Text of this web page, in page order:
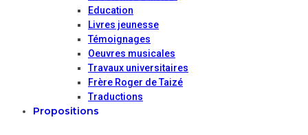
Education
Livres jeunesse
Témoignages
Oeuvres musicales
Travaux universitaires
Frère Roger de Taizé
Traductions
Propositions